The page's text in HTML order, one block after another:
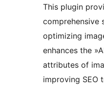
This plugin
comprehensive
optimizing
enhances the
attributes of
improving SEO